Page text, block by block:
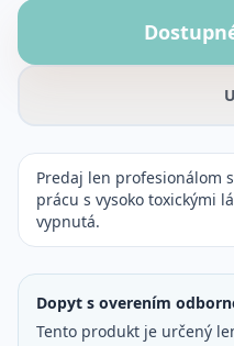
Predaj len profesionálom
prácu s vysoko toxickými
vypnutá.
Dopyt s overením
Tento produkt je určený